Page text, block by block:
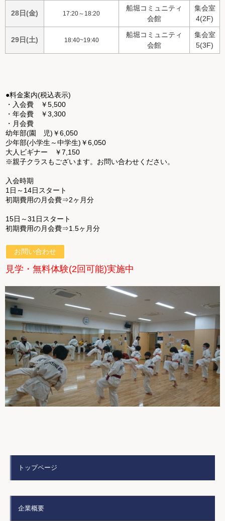
28日(金) 17:20～18:20
船堀コミュニティ
会館
集会室
4(2F)
29日(土) 18:40~19:40
船堀コミュニティ
会館
集会室
5(3F)
●料金案内(税込表示)
・入会費 ￥5,500
・年会費 ￥3,300
・月会費
幼年部(園 児)￥6,050
少年部(小学生～中学生)￥6,050
大人ビギナー ￥7,150
※親子クラスもございます。お問い合わせください。
入会時期
1日～14日スタート
初期費用の月会費⇒2ヶ月分
15日～31日スタート
初期費用の月会費⇒1.5ヶ月分
お問い合わせ
見学・無料体験(2回可能)実施中
トップページ
企業概要